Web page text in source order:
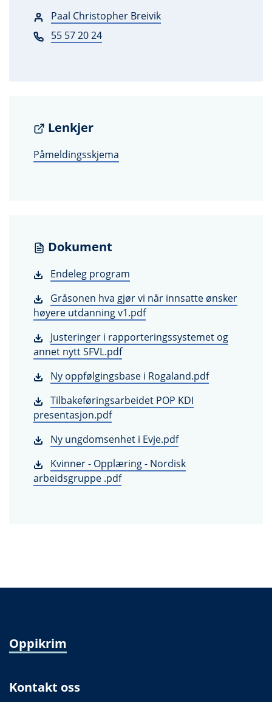
Paal Christopher Breivik
55 57 20 24
Lenkjer
Påmeldingsskjema
Dokument
Endeleg program
Gråsonen hva gjør vi når innsatte ønsker
høyere utdanning v1.pdf
Justeringer i rapporteringssystemet og
annet nytt SFVL.pdf
Ny oppfølgingsbase i Rogaland.pdf
Tilbakeføringsarbeidet POP KDI
presentasjon.pdf
Ny ungdomsenhet i Evje.pdf
Kvinner - Opplæring - Nordisk
arbeidsgruppe .pdf
Oppikrim
Kontakt oss